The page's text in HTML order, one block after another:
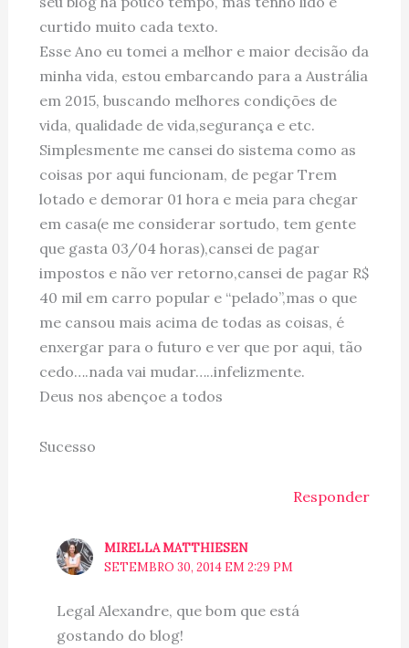
curtido muito cada texto.
Esse Ano eu tomei a melhor e maior decisão da
minha vida, estou embarcando para a Austrália
em 2015, buscando melhores condições de
vida, qualidade de vida,segurança e etc.
Simplesmente me cansei do sistema como as
coisas por aqui funcionam, de pegar Trem
lotado e demorar 01 hora e meia para chegar
em casa(e me considerar sortudo, tem gente
que gasta 03/04 horas),cansei de pagar
impostos e não ver retorno,cansei de pagar R$
40 mil em carro popular e “pelado”,mas o que
me cansou mais acima de todas as coisas, é
enxergar para o futuro e ver que por aqui, tão
cedo….nada vai mudar…..infelizmente.
Deus nos abençoe a todos
Sucesso
Responder
MIRELLA MATTHIESEN
SETEMBRO 30, 2014 EM 2:29 PM
Legal Alexandre, que bom que está
gostando do blog!